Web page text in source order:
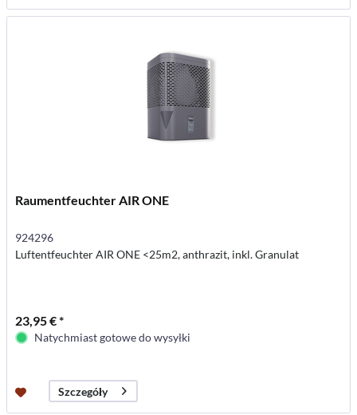
Raumentfeuchter AIR ONE
924296
Luftentfeuchter AIR ONE <25m2, anthrazit, inkl. Granulat
23,95 € *
Natychmiast gotowe do wysyłki
Szczegóły